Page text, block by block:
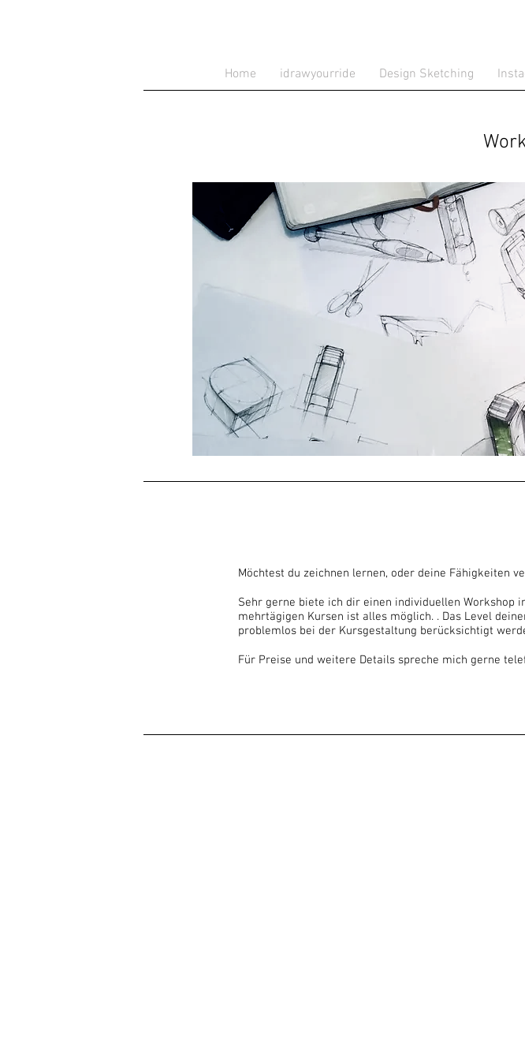
Home idrawyourride Design Sketching
Möchtest du zeichnen lernen, oder deine Fähigkeiten
Sehr gerne biete ich dir einen individuellen Workshop
mehrtägigen Kursen ist alles möglich. . Das Level
problemlos bei der Kursgestaltung berücksichtigt
Für Preise und weitere Details spreche mich gerne